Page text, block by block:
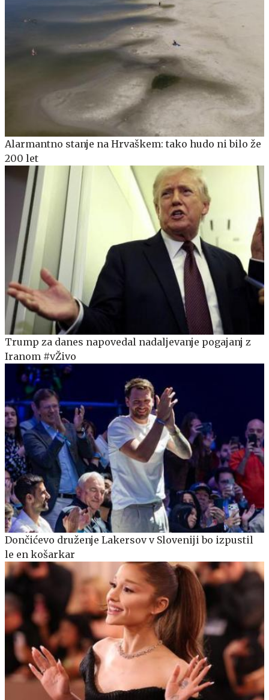
Alarmantno stanje na Hrvaškem: tako hudo ni bilo že
200 let
Trump za danes napovedal nadaljevanje pogajanj z
Iranom #vŽivo
Dončićevo druženje Lakersov v Sloveniji bo izpustil
le en košarkar